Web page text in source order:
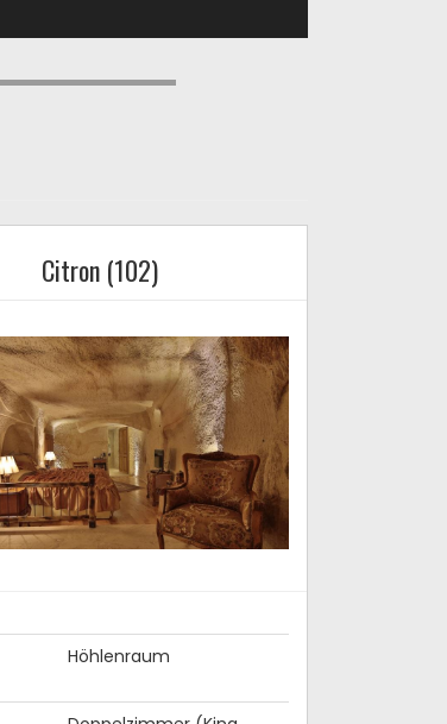
Citron (102)
Höhlenraum